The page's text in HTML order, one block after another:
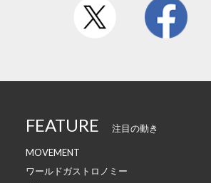
FEATURE 注目の動き
MOVEMENT
ワールドガストロノミー